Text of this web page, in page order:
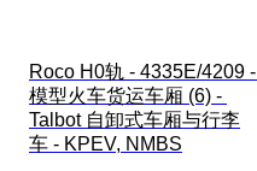
Roco H0轨 - 4335E/4209 -
模型火车货运车厢 (6) -
Talbot 自卸式车厢与行李
车 - KPEV, NMBS